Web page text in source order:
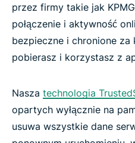
przez firmy takie jak
połączenie i aktywność
bezpieczne i chronione za
pobierasz i korzystasz z
Nasza technologia
opartych wyłącznie na
usuwa wszystkie dane